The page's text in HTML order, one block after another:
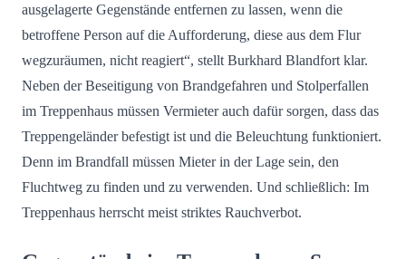
ausgelagerte Gegenstände entfernen zu lassen, wenn die
betroffene Person auf die Aufforderung, diese aus dem Flur
wegzuräumen, nicht reagiert“, stellt Burkhard Blandfort klar.
Neben der Beseitigung von Brandgefahren und Stolperfallen
im Treppenhaus müssen Vermieter auch dafür sorgen, dass das
Treppengeländer befestigt ist und die Beleuchtung funktioniert.
Denn im Brandfall müssen Mieter in der Lage sein, den
Fluchtweg zu finden und zu verwenden. Und schließlich: Im
Treppenhaus herrscht meist striktes Rauchverbot.